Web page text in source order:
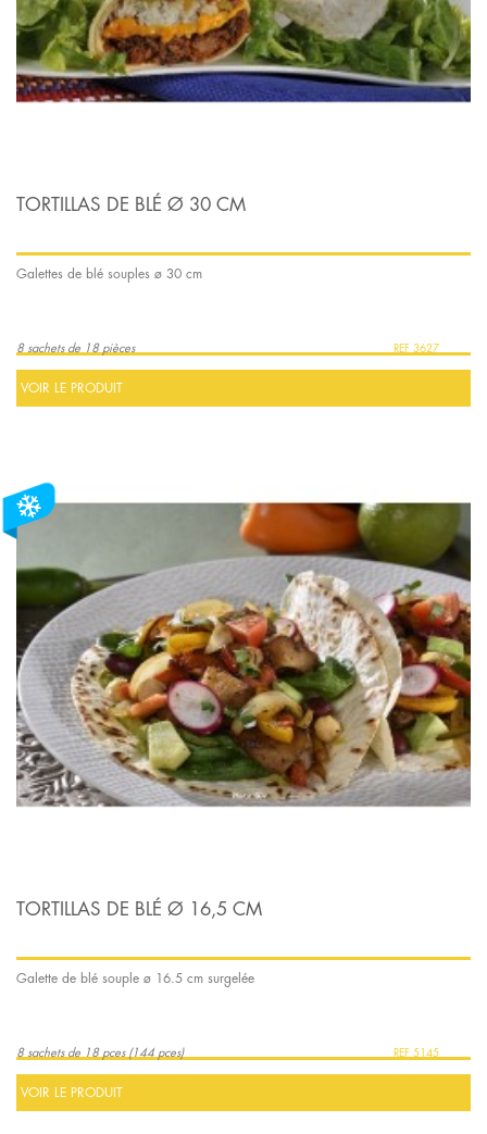
TORTILLAS DE BLÉ Ø 30 CM
Galettes de blé souples ø 30 cm
8 sachets de 18 pièces 3627
VOIR LE PRODUIT
TORTILLAS DE BLÉ Ø 16,5 CM
Galette de blé souple ø 16.5 cm surgelée
8 sachets de 18 pces (144 pces) 5145
VOIR LE PRODUIT